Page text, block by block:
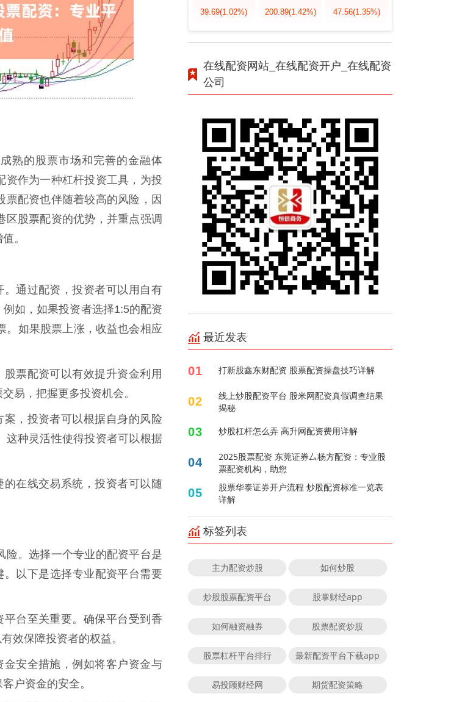
熟的股票市场和完善的金融体
资作为一种杠杆投资工具，为投
配资也伴随着较高的风险，因
区股票配资的优势，并重点强调
。
通过配资，投资者可以用自有
如，如果投资者选择1:5的配资
。如果股票上涨，收益也会相应
票配资可以有效提升资金利用
易，把握更多投资机会。
，投资者可以根据自身的风险
这种灵活性使得投资者可以根据
在线交易系统，投资者可以随
险。选择一个专业的配资平台是
以下是选择专业配资平台需要
台至关重要。确保平台受到香
效保障投资者的权益。
安全措施，例如将客户资金与
户资金的安全。
39.69(1.02%) 200.89(1.42%) 47.56(1.35%)
在线配资网站_在线配资开户_在线配资
公司
最近发表
01 打新股鑫东财配资 股票配资操盘技巧详解
02
线上炒股配资平台 股米网配资真假调查结果
揭秘
03 炒股杠杆怎么弄 高升网配资费用详解
04
2025股票配资 东莞证券厶杨方配资：专业股
票配资机构，助您
05
股票华泰证券开户流程 炒股配资标准一览表
详解
标签列表
主力配资炒股 如何炒股
炒股股票配资平台 股掌财经app
如何融资融券 股票配资炒股
股票杠杆平台排行 最新配资平台下载app
易投顾财经网 期货配资策略